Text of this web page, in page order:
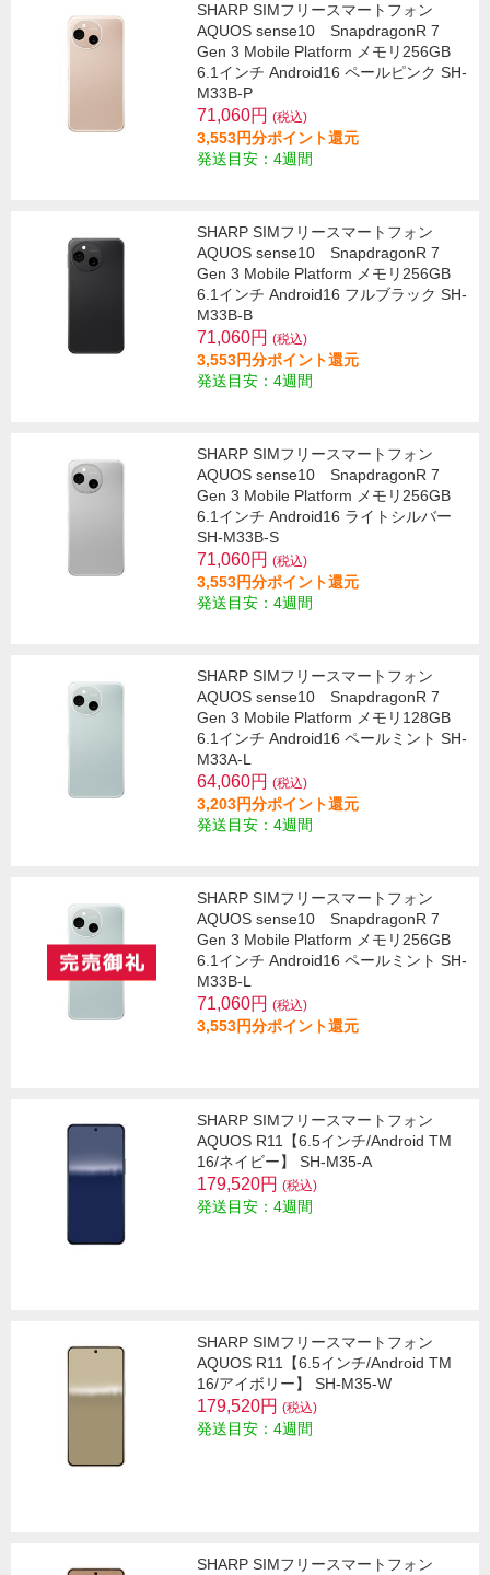
SHARP SIMフリースマートフォン
AQUOS sense10 SnapdragonR 7
Gen 3 Mobile Platform メモリ256GB
6.1インチ Android16 ペールピンク SH-
M33B-P
71,060円 (税込)
3,553円分ポイント還元
発送目安：4週間
SHARP SIMフリースマートフォン
AQUOS sense10 SnapdragonR 7
Gen 3 Mobile Platform メモリ256GB
6.1インチ Android16 フルブラック SH-
M33B-B
71,060円 (税込)
3,553円分ポイント還元
発送目安：4週間
SHARP SIMフリースマートフォン
AQUOS sense10 SnapdragonR 7
Gen 3 Mobile Platform メモリ256GB
6.1インチ Android16 ライトシルバー
SH-M33B-S
71,060円 (税込)
3,553円分ポイント還元
発送目安：4週間
SHARP SIMフリースマートフォン
AQUOS sense10 SnapdragonR 7
Gen 3 Mobile Platform メモリ128GB
6.1インチ Android16 ペールミント SH-
M33A-L
64,060円 (税込)
3,203円分ポイント還元
発送目安：4週間
SHARP SIMフリースマートフォン
AQUOS sense10 SnapdragonR 7
Gen 3 Mobile Platform メモリ256GB
6.1インチ Android16 ペールミント SH-
M33B-L
71,060円 (税込)
3,553円分ポイント還元
SHARP SIMフリースマートフォン
AQUOS R11【6.5インチ/Android TM
16/ネイビー】 SH-M35-A
179,520円 (税込)
発送目安：4週間
SHARP SIMフリースマートフォン
AQUOS R11【6.5インチ/Android TM
16/アイボリー】 SH-M35-W
179,520円 (税込)
発送目安：4週間
SHARP SIMフリースマートフォン